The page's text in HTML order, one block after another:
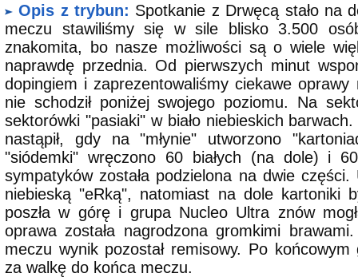
Opis z trybun: Spotkanie z Drwęcą stało na
meczu stawiliśmy się w sile blisko 3.500
znakomita, bo nasze możliwości są o wiele
naprawdę przednia. Od pierwszych minut
dopingiem i zaprezentowaliśmy ciekawe
nie schodził poniżej swojego poziomu. Na
sektorówki "pasiaki" w biało niebieskich
nastąpił, gdy na "młynie" utworzono
"siódemki" wręczono 60 białych (na dole) i
sympatyków została podzielona na dwie
niebieską "eRką", natomiast na dole kartoniki
poszła w górę i grupa Nucleo Ultra znów
oprawa została nagrodzona gromkimi
meczu wynik pozostał remisowy. Po końcowym
za walkę do końca meczu.